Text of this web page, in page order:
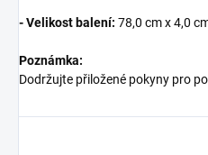
- Velikost balení: 78,0 cm x 4,0
Poznámka:
Dodržujte přiložené pokyny pro